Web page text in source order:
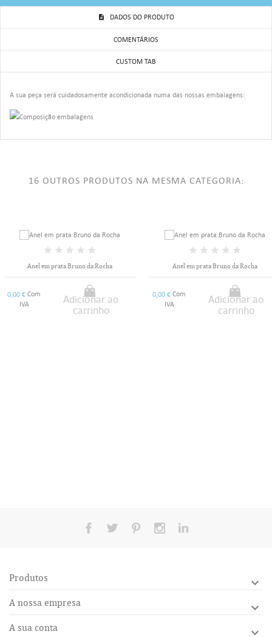
DADOS DO PRODUTO
COMENTÁRIOS
CUSTOM TAB
A sua peça será cuidadosamente acondicionada numa das nossas embalagens:
16 OUTROS PRODUTOS NA MESMA CATEGORIA:
Anel em prata Bruno da Rocha
0,00 € Com
IVA
Adicionar ao
carrinho
Anel em prata Bruno da Rocha
0,00 € Com
IVA
Adicionar ao
carrinho
Produtos 
A nossa empresa 
A sua conta 